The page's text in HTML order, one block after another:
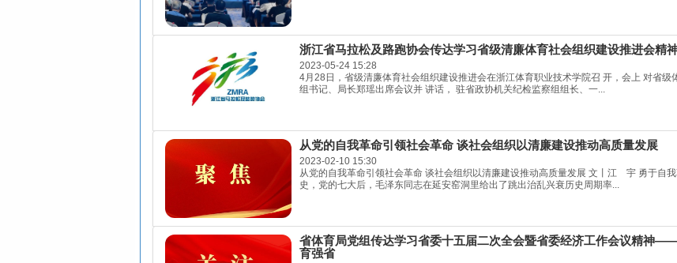
浙江省马拉松及路跑协会传达学习省级清廉体育社会组织建设推进会精
2023-05-24 15:28
4月28日，省级清廉体育社会组织建设推进会在浙江体育职业技术学院召 开，会上 对省
组书记、局长郑瑶出席会议并 讲话， 驻省政协机关纪检监察组组长、一...
从党的自我革命引领社会革命 谈社会组织以清廉建设推动高质量发展
2023-02-10 15:30
从党的自我革命引领社会革命 谈社会组织以清廉建设推动高质量发展 文丨江 宇 勇于自
史，党的七大后，毛泽东同志在延安窑洞里给出了跳出治乱兴衰历史周期率...
省体育局党组传达学习省委十五届二次全会暨省委经济工作会议精神
育强省